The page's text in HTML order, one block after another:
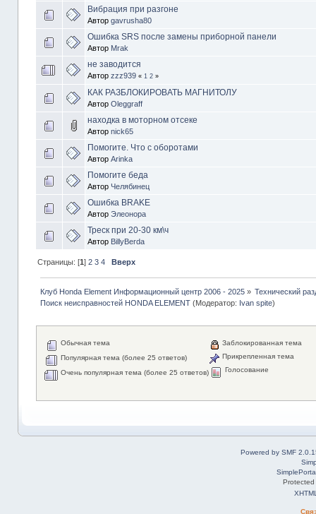
Вибрация при разгоне
Автор gavrusha80
Ошибка SRS после замены приборной панели
Автор Mrak
не заводится
Автор zzz939 « 1 2»
КАК РАЗБЛОКИРОВАТЬ МАГНИТОЛУ
Автор Oleggraff
находка в моторном отсеке
Автор nick65
Помогите. Что с оборотами
Автор Arinka
Помогите беда
Автор Челябинец
Ошибка BRAKE
Автор Элеонора
Треск при 20-30 км\ч
Автор BillyBerda
Страницы: [1] 2 3 4 Вверх
Клуб Honda Element Информационный центр 2006 - 2025» Технический
Поиск неисправностей HONDA ELEMENT(Модератор: Ivan spite)
Обычная тема
Популярная тема (более 25 ответов)
Очень популярная тема (более 25 ответов)
Заблокированная тема
Прикрепленная тема
Голосование
Powered by SMF